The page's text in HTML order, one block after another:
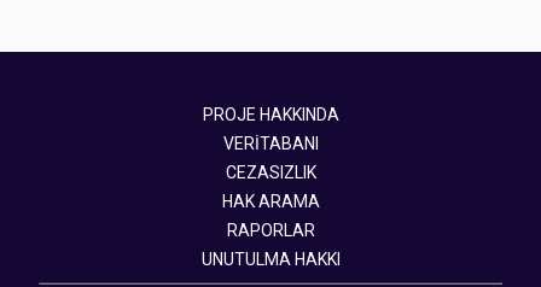
PROJE HAKKINDA
VERİTABANI
CEZASIZLIK
HAK ARAMA
RAPORLAR
UNUTULMA HAKKI